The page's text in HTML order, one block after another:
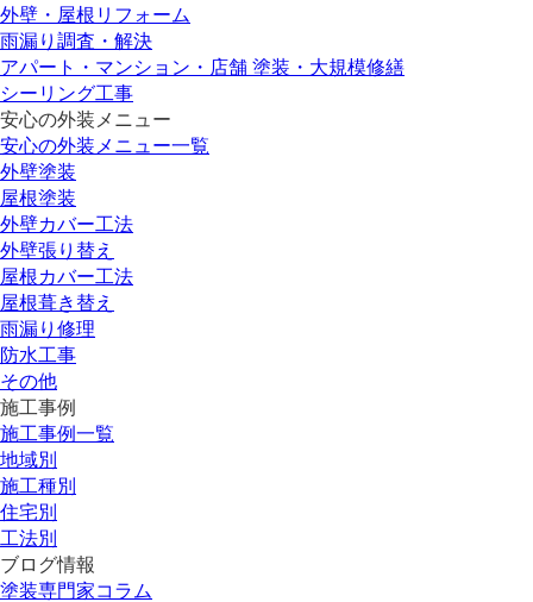
外壁・屋根リフォーム
雨漏り調査・解決
アパート・マンション・店舗 塗装・大規模修繕
シーリング工事
安心の外装メニュー
安心の外装メニュー一覧
外壁塗装
屋根塗装
外壁カバー工法
外壁張り替え
屋根カバー工法
屋根葺き替え
雨漏り修理
防水工事
その他
施工事例
施工事例一覧
地域別
施工種別
住宅別
工法別
ブログ情報
塗装専門家コラム